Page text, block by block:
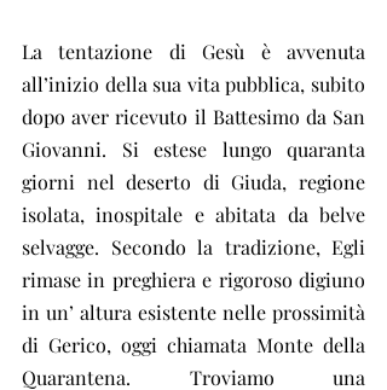
La tentazione di Gesù è avvenuta
all’inizio della sua vita pubblica, subito
dopo aver ricevuto il Battesimo da San
Giovanni. Si estese lungo quaranta
giorni nel deserto di Giuda, regione
isolata, inospitale e abitata da belve
selvagge. Secondo la tradizione, Egli
rimase in preghiera e rigoroso digiuno
in un’ altura esistente nelle prossimità
di Gerico, oggi chiamata Monte della
Quarantena. Troviamo una